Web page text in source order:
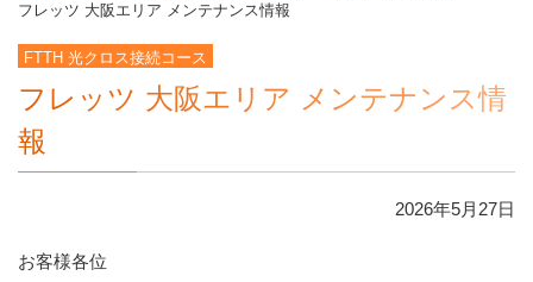
フレッツ 大阪エリア メンテナンス情報
FTTH 光クロス接続コース
フレッツ 大阪エリア メンテナンス情
報
2026年5月 27日
お客様各位